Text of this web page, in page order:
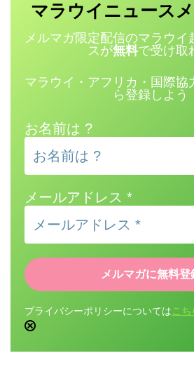
マラウイニュース
メルマガ限定配信のマラウイ
スが無料で受け取
マラウイ・アフリカ・国際協
ら登録しよう
お名前は ?
メールアドレス *
プライバシーポリシーについては こち